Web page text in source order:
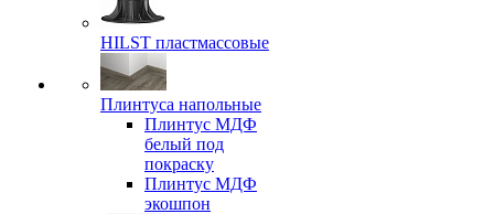
HILST пластмассовые
Плинтуса напольные
Плинтус МДФ
белый под
покраску
Плинтус МДФ
экошпон